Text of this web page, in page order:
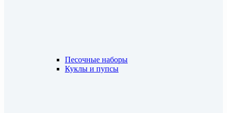
Песочные наборы
Куклы и пупсы